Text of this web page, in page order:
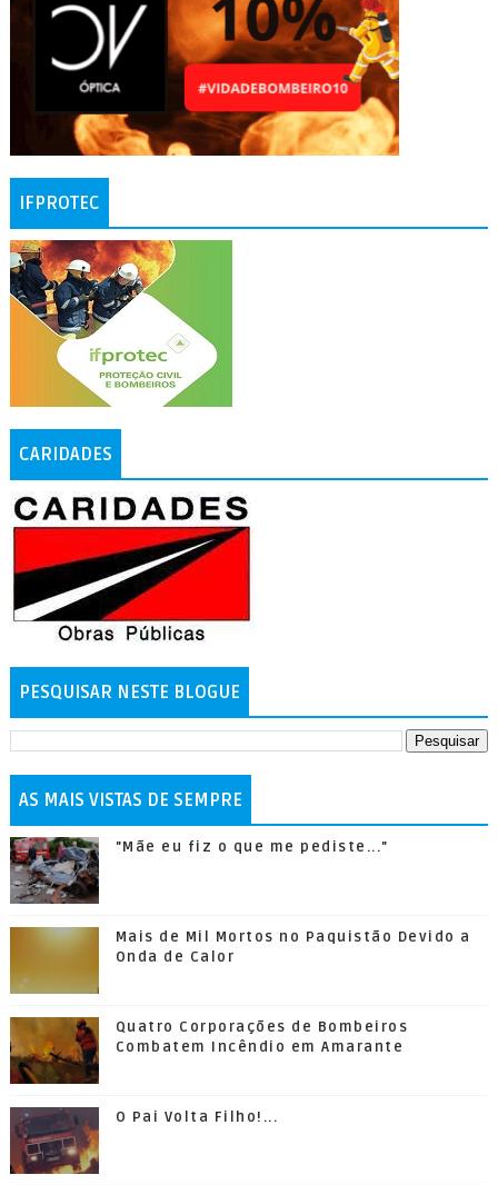
IFPROTEC
CARIDADES
PESQUISAR NESTE BLOGUE
AS MAIS VISTAS DE SEMPRE
"Mãe eu fiz o que me pediste..."
Mais de Mil Mortos no Paquistão Devido a
Onda de Calor
Quatro Corporações de Bombeiros
Combatem Incêndio em Amarante
O Pai Volta Filho!...